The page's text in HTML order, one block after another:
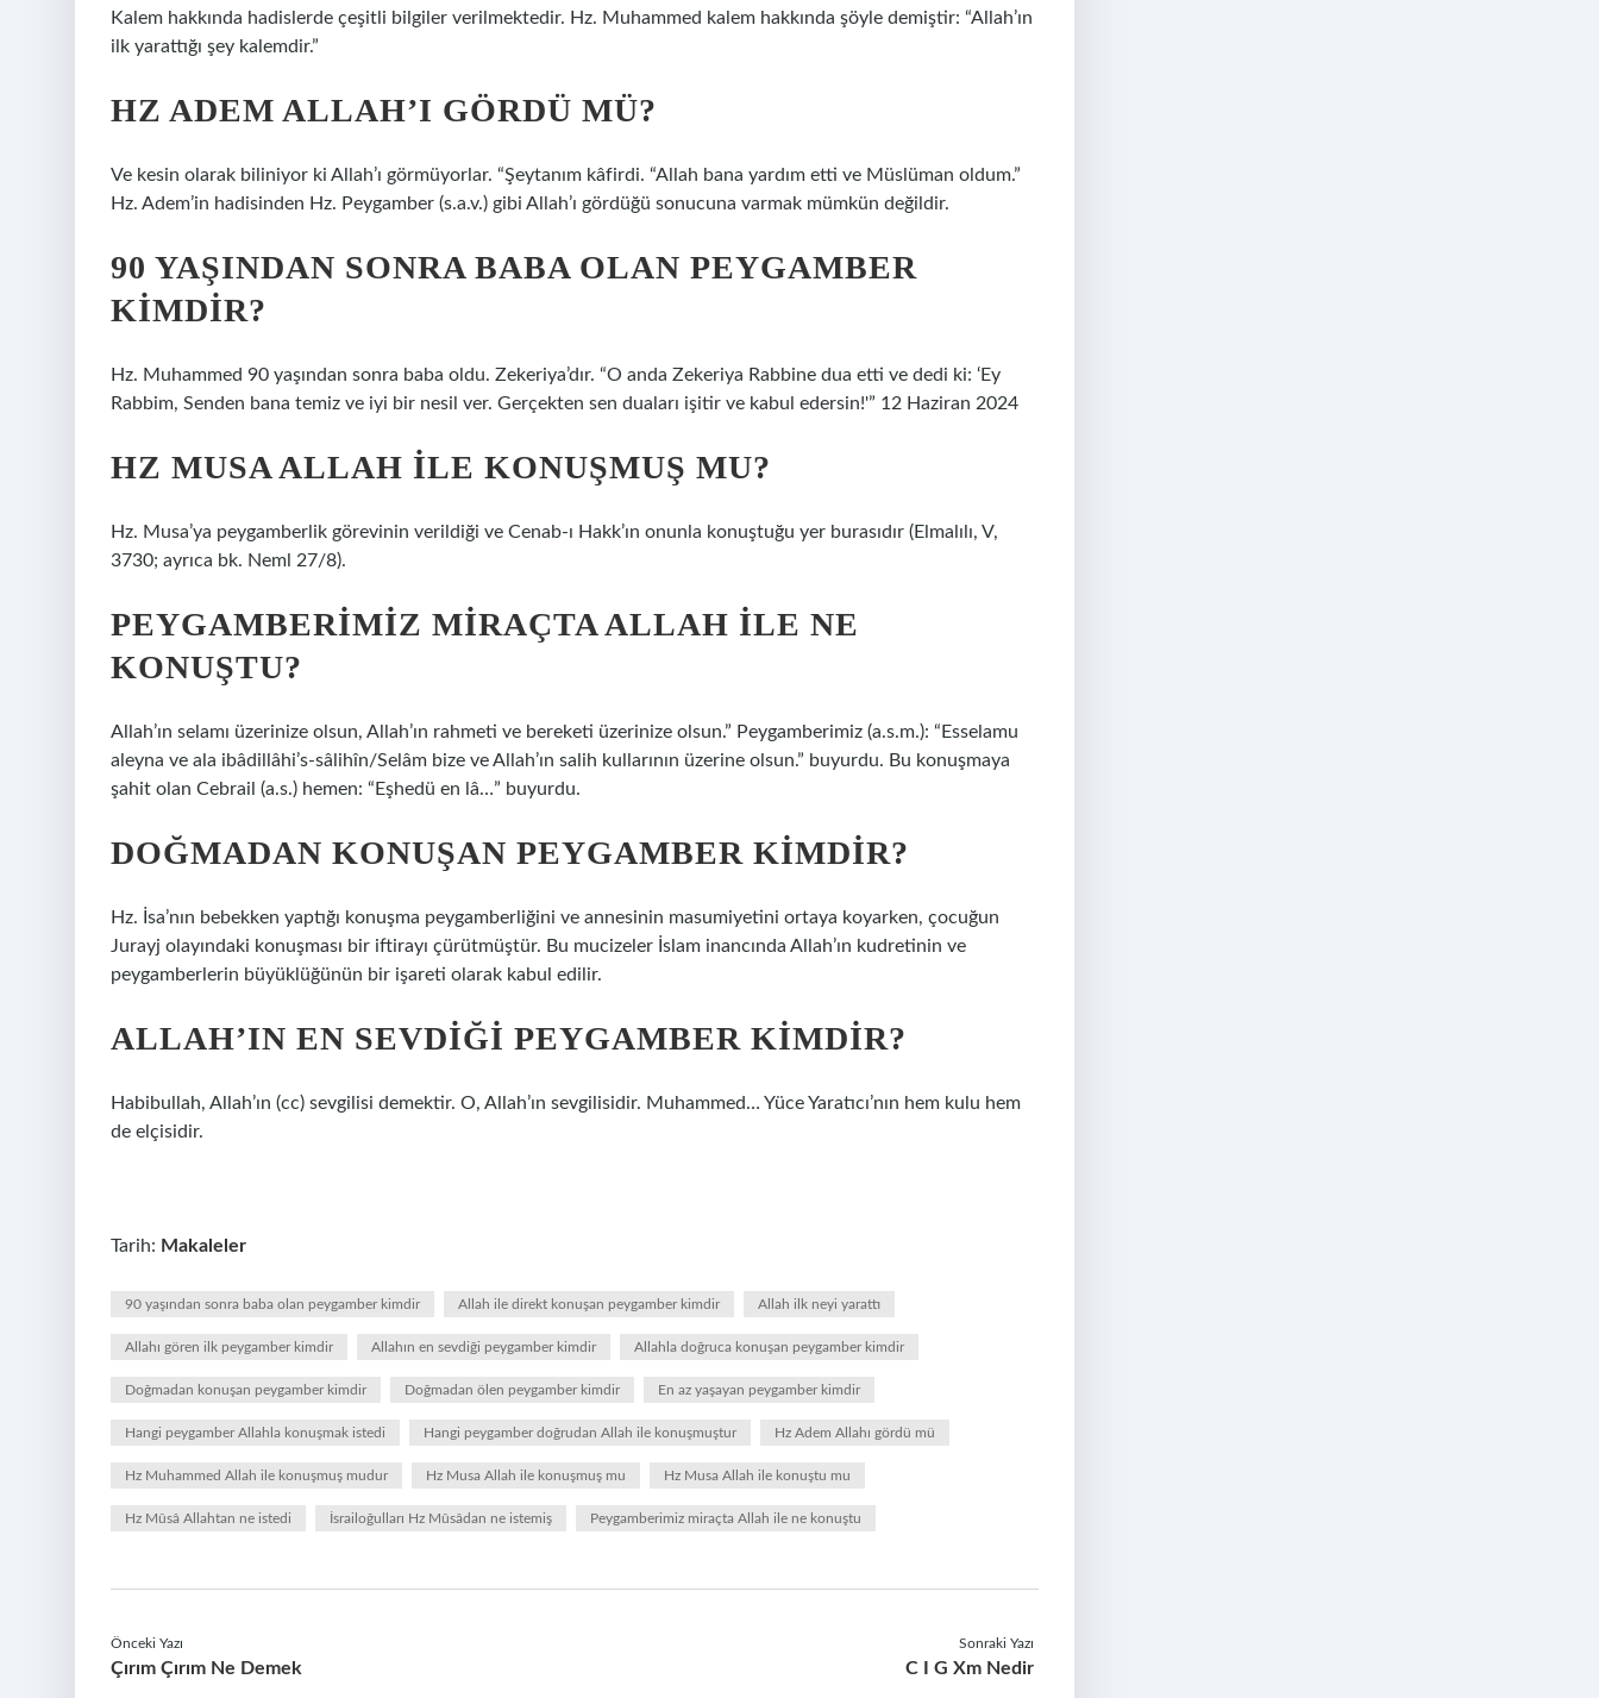
Kalem hakkında hadislerde çeşitli bilgiler verilmektedir. Hz. Muhammed kalem hakkında şöyle demiştir: “Allah’ın
ilk yarattığı şey kalemdir.”
HZ ADEM ALLAH’I GÖRDÜ MÜ?
Ve kesin olarak biliniyor ki Allah’ı görmüyorlar. “Şeytanım kâfirdi. “Allah bana yardım etti ve Müslüman oldum.”
Hz. Adem’in hadisinden Hz. Peygamber (s.a.v.) gibi Allah’ı gördüğü sonucuna varmak mümkün değildir.
90 YAŞINDAN SONRA BABA OLAN PEYGAMBER
KIMDIR?
Hz. Muhammed 90 yaşından sonra baba oldu. Zekeriya’dır. “O anda Zekeriya Rabbine dua etti ve dedi ki: ‘Ey
Rabbim, Senden bana temiz ve iyi bir nesil ver. Gerçekten sen duaları işitir ve kabul edersin!'” 12 Haziran 2024
HZ MUSA ALLAH ILE KONUŞMUŞ MU?
Hz. Musa’ya peygamberlik görevinin verildiği ve Cenab-ı Hakk’ın onunla konuştuğu yer burasıdır (Elmalılı, V,
3730; ayrıca bk. Neml 27/8).
PEYGAMBERIMIZ MIRAÇTA ALLAH ILE NE
KONUŞTU?
Allah’ın selamı üzerinize olsun, Allah’ın rahmeti ve bereketi üzerinize olsun.” Peygamberimiz (a.s.m.): “Esselamu
aleyna ve ala ibâdillâhi’s-sâlihîn/Selâm bize ve Allah’ın salih kullarının üzerine olsun.” buyurdu. Bu konuşmaya
şahit olan Cebrail (a.s.) hemen: “Eşhedü en lâ…” buyurdu.
DOĞMADAN KONUŞAN PEYGAMBER KIMDIR?
Hz. İsa’nın bebekken yaptığı konuşma peygamberliğini ve annesinin masumiyetini ortaya koyarken, çocuğun
Jurayj olayındaki konuşması bir iftirayı çürütmüştür. Bu mucizeler İslam inancında Allah’ın kudretinin ve
peygamberlerin büyüklüğünün bir işareti olarak kabul edilir.
ALLAH’IN EN SEVDIĞI PEYGAMBER KIMDIR?
Habibullah, Allah’ın (cc) sevgilisi demektir. O, Allah’ın sevgilisidir. Muhammed… Yüce Yaratıcı’nın hem kulu hem
de elçisidir.
Tarih: Makaleler
90 yaşından sonra baba olan peygamber kimdir Allah ile direkt konuşan peygamber kimdir Allah ilk neyi yarattı
Allahı gören ilk peygamber kimdir Allahın en sevdiği peygamber kimdir Allahla doğruca konuşan peygamber kimdir
Doğmadan konuşan peygamber kimdir Doğmadan ölen peygamber kimdir En az yaşayan peygamber kimdir
Hangi peygamber Allahla konuşmak istedi Hangi peygamber doğrudan Allah ile konuşmuştur Hz Adem Allahı gördü mü
Hz Muhammed Allah ile konuşmuş mudur Hz Musa Allah ile konuşmuş mu Hz Musa Allah ile konuştu mu
Hz Mûsâ Allahtan ne istedi İsrailoğulları Hz Mûsâdan ne istemiş Peygamberimiz miraçta Allah ile ne konuştu
Önceki Yazı
Çırım Çırım Ne Demek
Sonraki Yazı
C I G Xm Nedir